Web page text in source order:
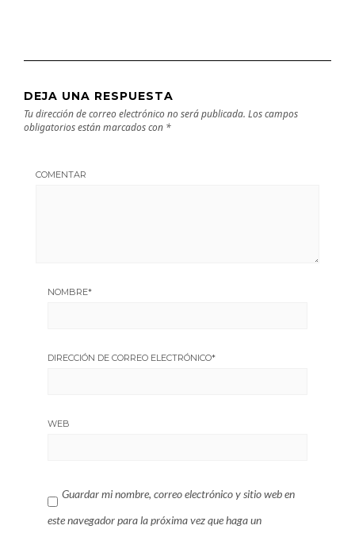
DEJA UNA RESPUESTA
Tu dirección de correo electrónico no será publicada. Los campos
obligatorios están marcados con *
COMENTAR
NOMBRE*
DIRECCIÓN DE CORREO ELECTRÓNICO*
WEB
Guardar mi nombre, correo electrónico y sitio web en
este navegador para la próxima vez que haga un